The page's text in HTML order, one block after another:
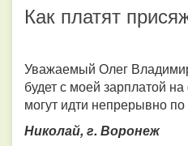
Как платят
Уважаемый Олег
будет с моей зарплатой
могут идти непрерывно по
Николай, г. Воронеж